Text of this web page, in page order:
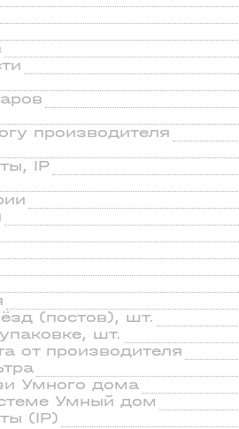
производителя
IP
(постов), шт.
шт.
от производителя
Умного дома
Умный дом
(IP)